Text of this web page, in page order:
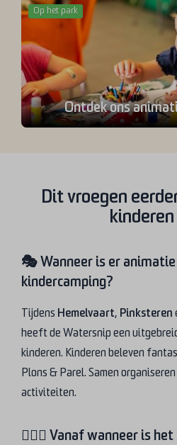
Op het park
Ontdek ons
Dit vroegen
kinderen
🎭 Wanneer is er
kindercamping?
Tijdens Hemelvaart, Pinksteren
heeft de Watersnip een
kinderen. Kinderen beleven
Plons & Parel. Samen
activiteiten.
🏊🏻‍♀️ Vanaf wanneer is